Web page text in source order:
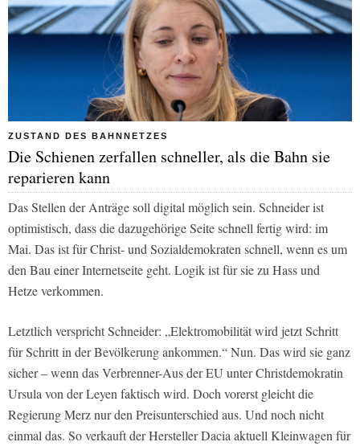
ZUSTAND DES BAHNNETZES
Die Schienen zerfallen schneller, als die Bahn sie
reparieren kann
Das Stellen der Anträge soll digital möglich sein. Schneider ist
optimistisch, dass die dazugehörige Seite schnell fertig wird: im
Mai. Das ist für Christ- und Sozialdemokraten schnell, wenn es um
den Bau einer Internetseite geht. Logik ist für sie zu Hass und
Hetze verkommen.
Letztlich verspricht Schneider: „Elektromobilität wird jetzt Schritt
für Schritt in der Bevölkerung ankommen.“ Nun. Das wird sie ganz
sicher – wenn das Verbrenner-Aus der EU unter Christdemokratin
Ursula von der Leyen faktisch wird. Doch vorerst gleicht die
Regierung Merz nur den Preisunterschied aus. Und noch nicht
einmal das. So verkauft der Hersteller Dacia aktuell Kleinwagen für